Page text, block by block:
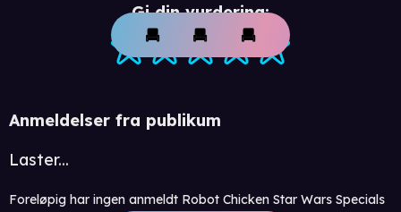
Gi din vurdering:
Anmeldelser fra publikum
Laster...
Foreløpig har ingen anmeldt Robot Chicken Star Wars Specials